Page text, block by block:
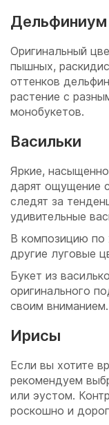
Дельфиниум
Оригинальный
пышных,
оттенков
растение с
монобукетов.
Васильки
Яркие,
дарят ощущение
следят за
удивительные
В композицию по
другие луговые
Букет из
оригинального
своим вниманием.
Ирисы
Если вы хотите
рекомендуем
или эустом.
роскошно и